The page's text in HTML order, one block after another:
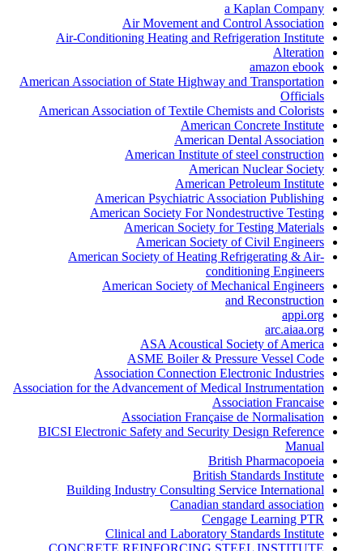
a Kaplan Company
Air Movement and Control Association
Air-Conditioning Heating and Refrigeration Institute
Alteration
amazon ebook
American Association of State Highway and Transportation
Officials
American Association of Textile Chemists and Colorists
American Concrete Institute
American Dental Association
American Institute of steel construction
American Nuclear Society
American Petroleum Institute
American Psychiatric Association Publishing
American Society For Nondestructive Testing
American Society for Testing Materials
American Society of Civil Engineers
American Society of Heating Refrigerating & Air-
conditioning Engineers
American Society of Mechanical Engineers
and Reconstruction
appi.org
arc.aiaa.org
ASA Acoustical Society of America
ASME Boiler & Pressure Vessel Code
Association Connection Electronic Industries
Association for the Advancement of Medical Instrumentation
Association Francaise
Association Française de Normalisation
BICSI Electronic Safety and Security Design Reference
Manual
British Pharmacopoeia
British Standards Institute
Building Industry Consulting Service International
Canadian standard association
Cengage Learning PTR
Clinical and Laboratory Standards Institute
CONCRETE REINFORCING STEEL INSTITUTE